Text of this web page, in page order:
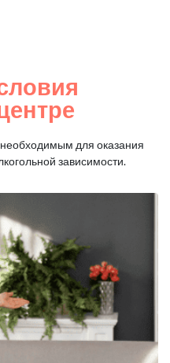
для оказания
зависимости.